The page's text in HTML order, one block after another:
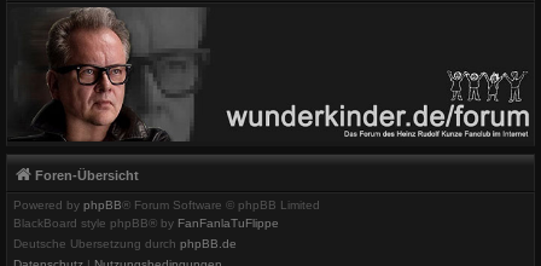
Foren-Übersicht
Powered by phpBB® Forum Software © phpBB Limited
BlackBoard style phpBB® by FanFanlaTuFlippe
Deutsche Übersetzung durch phpBB.de